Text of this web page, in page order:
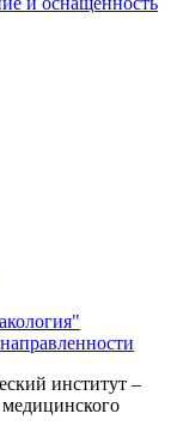
институт –
медицинского